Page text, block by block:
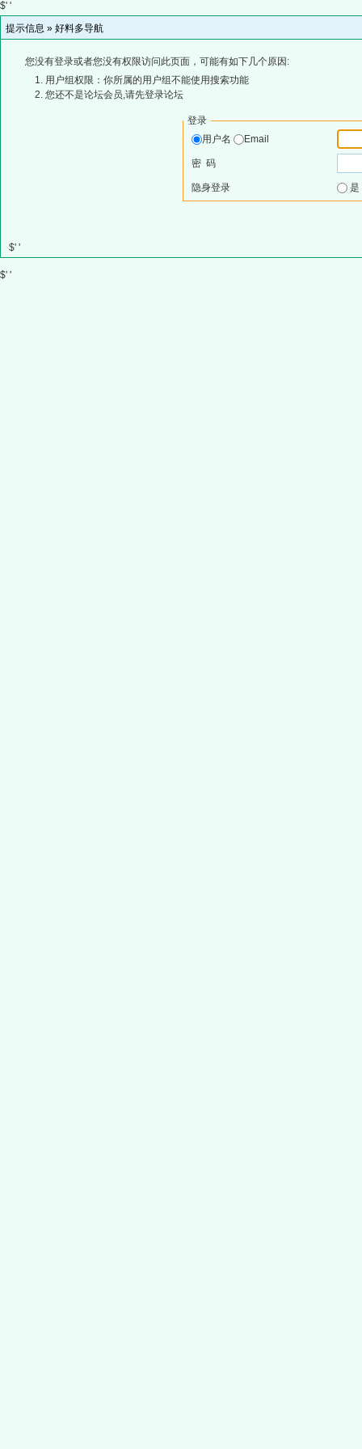
$' '
提示信息 » 好料多导航
您没有登录或者您没有权限访问此页面，可能有如下几个原因:
用户组权限：你所属的用户组不能使用搜索功能
您还不是论坛会员,请先登录论坛
登录
用户名
Email
密 码
隐身登录
$' '
$' '